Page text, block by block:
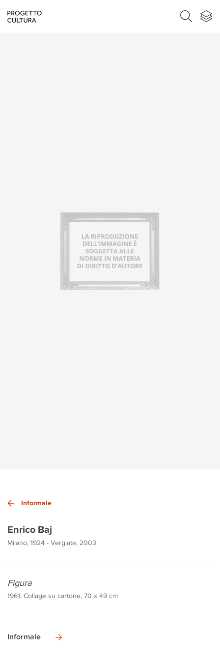
Informale
Enrico Baj
Milano, 1924 - Vergiate, 2003
Figura
1961, Collage su cartone, 70 x 49 cm
Informale